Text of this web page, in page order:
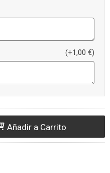
(+1,00 €)
Añadir a Carrito